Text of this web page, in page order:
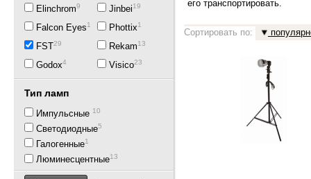
Elinchrom9
Falcon Eyes19
FST29
Godox4
Jinbei19
Phottix1
Rekam13
Visico23
Тип ламп
Импульсные 10
Светодиодные5
Галогенные1
Люминесцентные13
его транспортировать.
Сортировать по: